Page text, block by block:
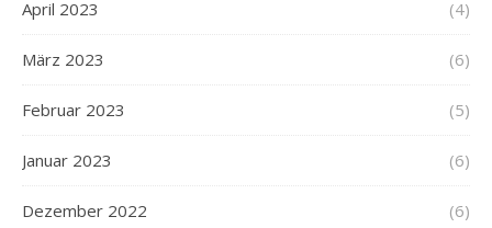
April 2023 (4)
März 2023 (6)
Februar 2023 (5)
Januar 2023 (6)
Dezember 2022 (6)